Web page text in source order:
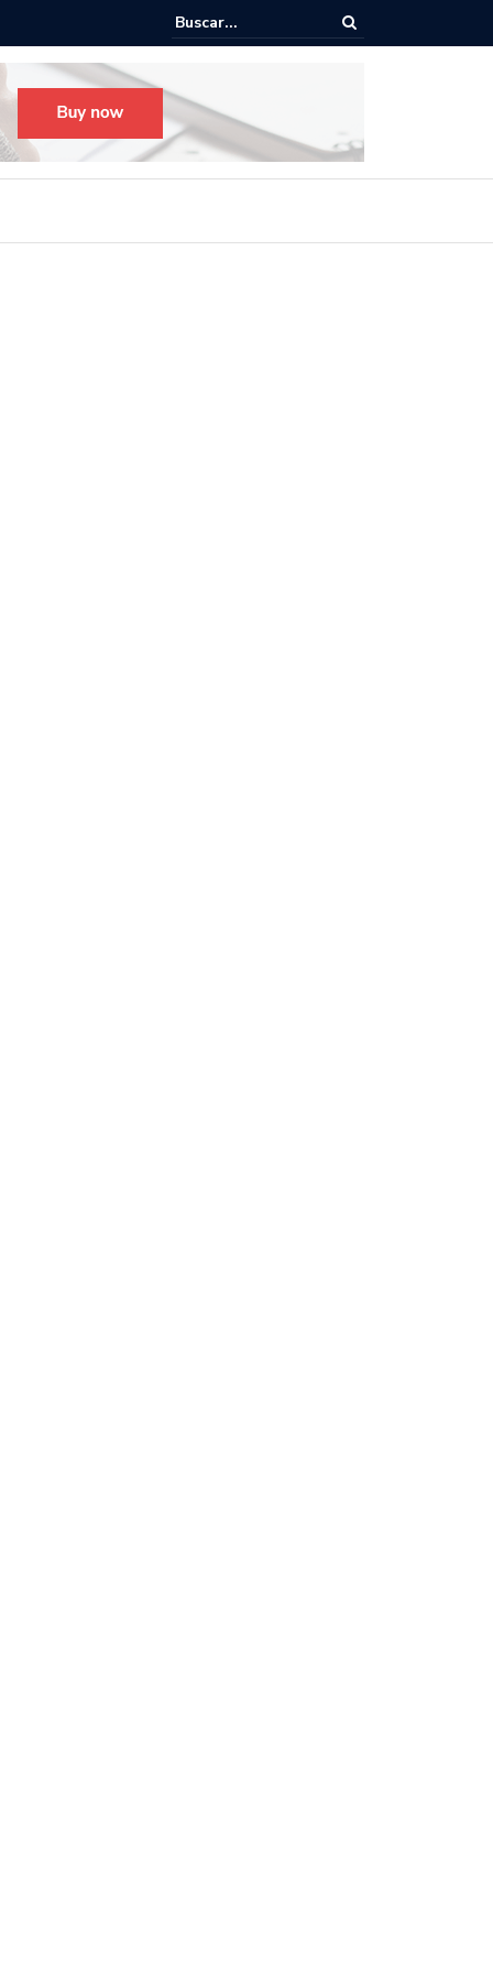
para el Festival Desfile Día de Muertos 2025 en Guadalajara